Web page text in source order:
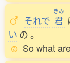
それで
きみ
君
い の。
So what